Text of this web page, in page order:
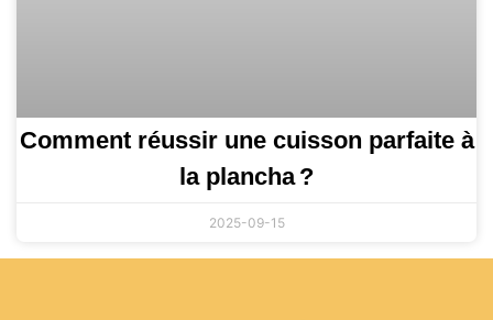
Comment réussir une cuisson parfaite à
la plancha ?
2025-09-15